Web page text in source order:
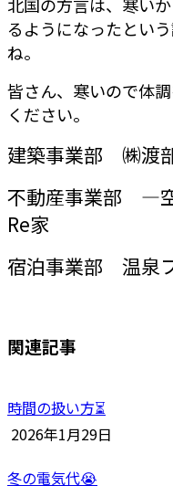
るようになったとい
ね。
皆さん、寒いので体
ください。
建築事業部 ㈱渡
不動産事業部 ―
Re家
宿泊事業部 温泉
関連記事
時間の扱い方⏳
2026年1月29日
冬の電気代😭